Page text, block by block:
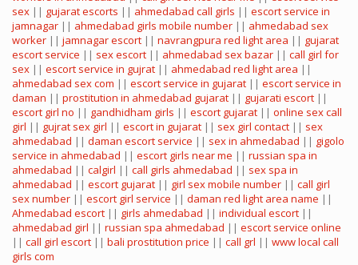
sex || gujarat escorts || ahmedabad call girls || escort service in
jamnagar || ahmedabad girls mobile number || ahmedabad sex
worker || jamnagar escort || navrangpura red light area || gujarat
escort service || sex escort || ahmedabad sex bazar || call girl for
sex || escort service in gujrat || ahmedabad red light area ||
ahmedabad sex com || escort service in gujarat || escort service in
daman || prostitution in ahmedabad gujarat || gujarati escort ||
escort girl no || gandhidham girls || escort gujarat || online sex call
girl || gujrat sex girl || escort in gujarat || sex girl contact || sex
ahmedabad || daman escort service || sex in ahmedabad || gigolo
service in ahmedabad || escort girls near me || russian spa in
ahmedabad || calgirl || call girls ahmedabad || sex spa in
ahmedabad || escort gujarat || girl sex mobile number || call girl
sex number || escort girl service || daman red light area name ||
Ahmedabad escort || girls ahmedabad || individual escort ||
ahmedabad girl || russian spa ahmedabad || escort service online
|| call girl escort || bali prostitution price || call grl || www local call
girls com